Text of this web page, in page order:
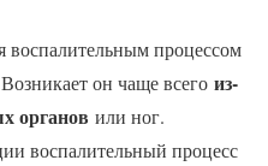
воспалительным процессом
он чаще всего из-
органов или ног.
воспалительный процесс